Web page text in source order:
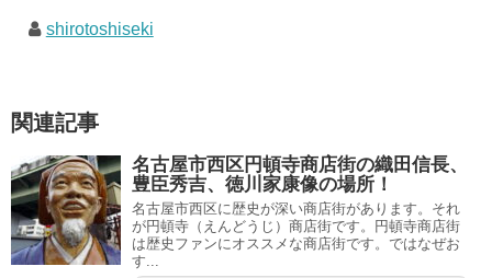
shirotoshiseki
関連記事
名古屋市西区円頓寺商店街の織田信長、
豊臣秀吉、徳川家康像の場所！
名古屋市西区に歴史が深い商店街があります。それ
が円頓寺（えんどうじ）商店街です。円頓寺商店街
は歴史ファンにオススメな商店街です。ではなぜお
す...